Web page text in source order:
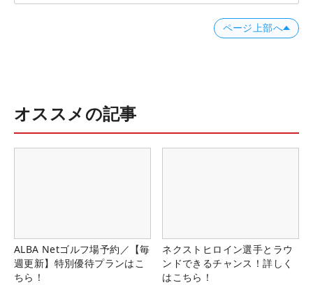
ページ上部へ
オススメの記事
ALBA Netゴルフ場予約／【毎
週更新】特別優待プランはこ
ちら！
ネクストヒロイン選手とラウ
ンドできるチャンス！詳しく
はこちら！